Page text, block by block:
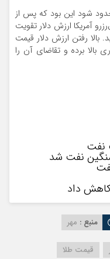
شود این بود که پس از
آمریکا ارزش دلار تقویت
۹ ماه اخیر رسید. بالا رفتن ارزش دلار قیمت
بالا برده و تقاضای آن را
نفت
نفت شد
کاهش داد
منبع : مهر
قیمت طلا